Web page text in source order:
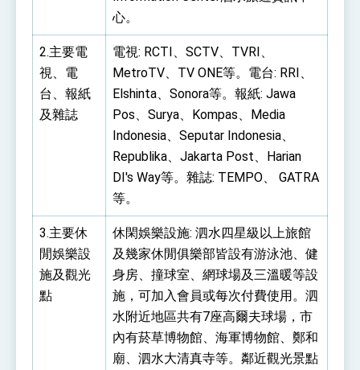
心。
2.主要電
視、電
台、報紙
及雜誌
電視: RCTI、SCTV、TVRI、
MetroTV、TV ONE等。電台: RRI、
Elshinta、Sonora等。報紙: Jawa
Pos、Surya、Kompas、Media
Indonesia、Seputar Indonesia、
Republika、Jakarta Post、Harian
DI's Way等。雜誌: TEMPO、 GATRA
等。
3.主要休
閒娛樂設
施及觀光
點
休閑娛樂設施: 泗水四星級以上旅館
及幾家休閒俱樂部皆設有游泳池、健
身房、撞球室、網球場及三溫暖等設
施，可加入會員或每次付費使用。泗
水附近地區共有7座高爾夫球場，市
內有菸草博物館、海軍博物館、鄭和
廟、泗水大清真寺等。鄰近觀光景點